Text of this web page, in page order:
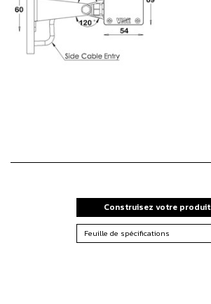
Construisez votre produit
Feuille de spécifications